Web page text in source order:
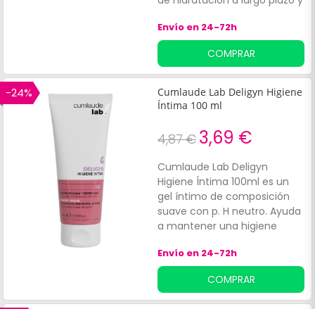
agresiones externas. Su
textura gel crema forma una
película protectora e
hidratante sobre la superficie
de la piel.
Envío en 24-72h
COMPRAR
-24%
Cumlaude Lab Deligyn Higiene
Íntima 100 ml
4,87 € 3,69 €
Cumlaude Lab Deligyn
Higiene Íntima 100ml es un
gel íntimo de composición
suave con p. H neutro. Ayuda
a mantener una higiene
previene el enrojecimiento
de las mucosas íntimas. No
contiene jabón, sulfatos ni
parabenos.
Envío en 24-72h
COMPRAR